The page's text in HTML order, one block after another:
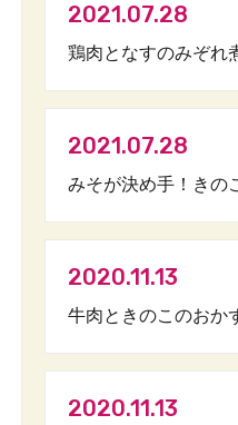
2021.07.28
鶏肉となすのみぞれ
2021.07.28
みそが決め手！きの
2020.11.13
牛肉ときのこのおか
2020.11.13